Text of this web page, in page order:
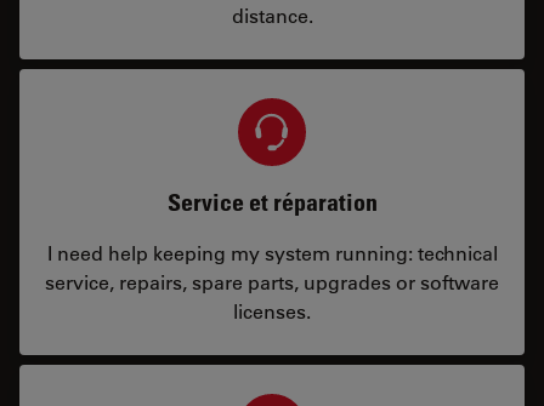
distance.
Service et réparation
I need help keeping my system running: technical
service, repairs, spare parts, upgrades or software
licenses.